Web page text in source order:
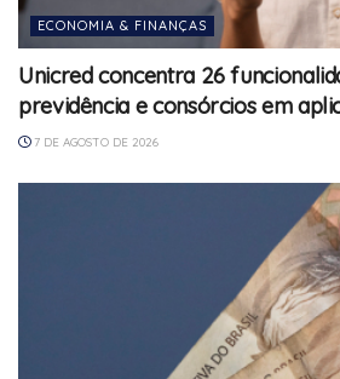
ECONOMIA & FINANÇAS
Unicred concentra 26
previdência e consórcios em
7 DE AGOSTO DE 2026